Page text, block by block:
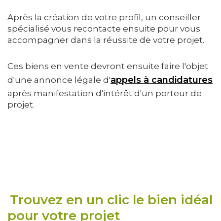
Après la création de votre profil, un conseiller
spécialisé vous recontacte ensuite pour vous
accompagner dans la réussite de votre projet.
Ces biens en vente devront ensuite faire l'objet
d'une annonce légale d'appels à candidatures
après manifestation d'intérêt d'un porteur de
projet.
Trouvez en un clic le bien idéal
pour votre projet